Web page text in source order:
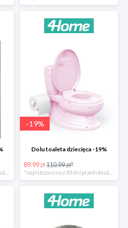
*najniższa cena z 30 dni przed obniżką
-19%
Dolu toaleta dziecięca -19%
89.99 zł110.99 zł*
*najniższa cena z 30 dni przed obniżką